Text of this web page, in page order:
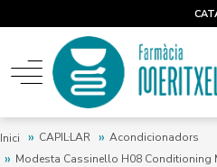
Inici CAPIL·LAR
Acondicionadors
Modesta Cassinello H08 Conditioning